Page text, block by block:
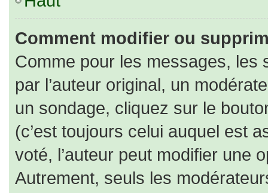
Comment modifier ou
Comme pour les messages, les
par l’auteur original, un
un sondage, cliquez sur le
(c’est toujours celui auquel est
voté, l’auteur peut modifier une
Autrement, seuls les